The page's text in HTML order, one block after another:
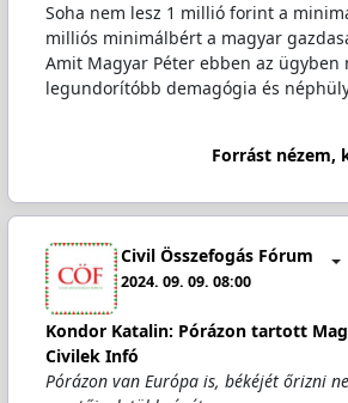
Soha nem lesz 1 millió forint a
milliós minimálbért a magyar
Amit Magyar Péter ebben az ügyben
legundorítóbb demagógia és
Forrást nézem,
Civil Összefogás Fórum
2024. 09. 09. 08:00
Kondor Katalin: Pórázon tartott
Civilek Infó
Pórázon van Európa is, békéjét őrizni